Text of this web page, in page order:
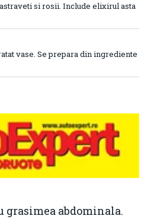
si rosii. Include elixirul asta
vase. Se prepara din ingrediente
abdominala.